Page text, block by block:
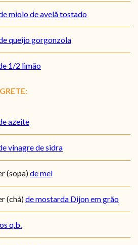
miolo de avelã tostado
queijo gorgonzola
1/2 limão
azeite
vinagre de sidra
(sopa)de mel
(chá)de mostarda Dijon em grão
q.b.